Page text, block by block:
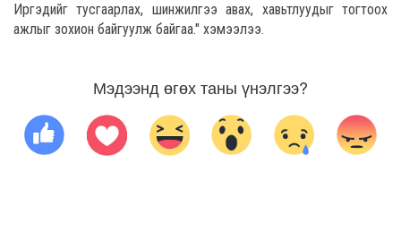
Иргэдийг тусгаарлах, шинжилгээ авах, хавьтлуудыг тогтоох
ажлыг зохион байгуулж байгаа." хэмээлээ.
Мэдээнд өгөх таны үнэлгээ?